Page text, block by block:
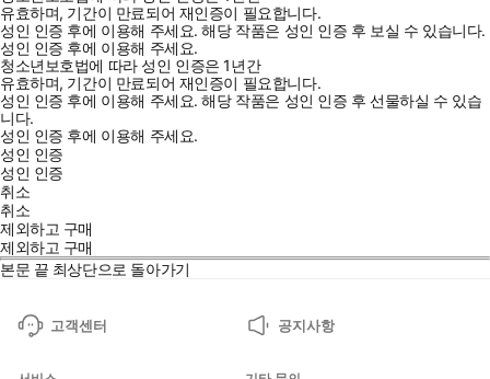
유효하며, 기간이 만료되어 재인증이 필요합니다.
성인 인증 후에 이용해 주세요.해당 작품은 성인 인증 후 보실 수 있습니다.
성인 인증 후에 이용해 주세요.
청소년보호법에 따라 성인 인증은 1년간
유효하며, 기간이 만료되어 재인증이 필요합니다.
성인 인증 후에 이용해 주세요.해당 작품은 성인 인증 후 선물하실 수 있습
니다.
성인 인증 후에 이용해 주세요.
성인 인증
성인 인증
취소
취소
제외하고 구매
제외하고 구매
본문 끝 최상단으로 돌아가기
고객센터 공지사항